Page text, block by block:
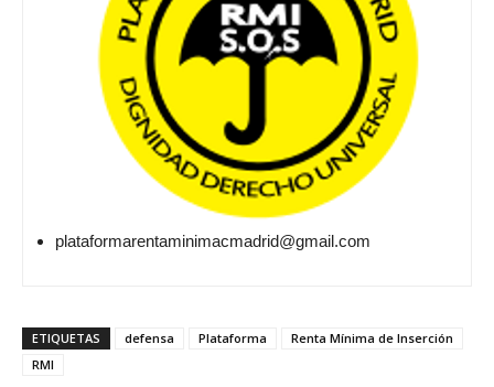
plataformarentaminimacmadrid@gmail.com
ETIQUETAS defensa Plataforma
Renta Mínima de Inserción
RMI